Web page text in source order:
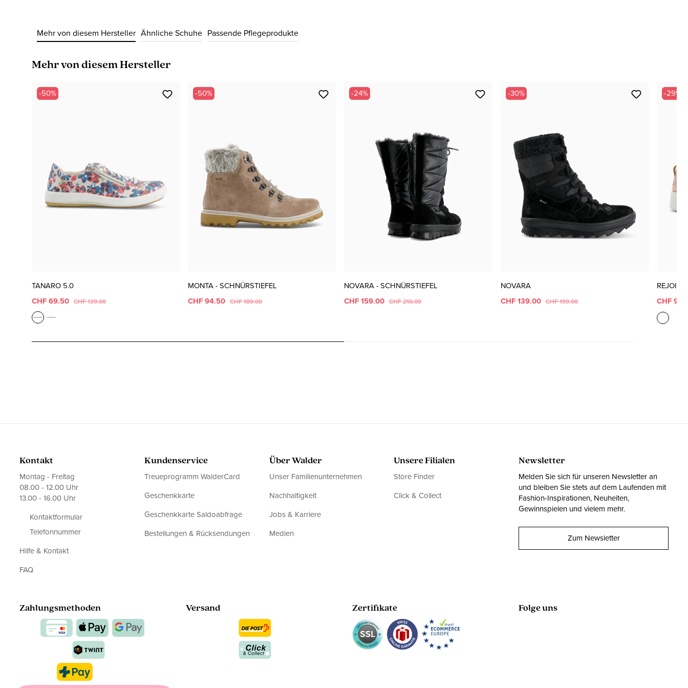
42 ( 8 ) nur noch wenige verfügbar
Mehr von diesem Hersteller Ähnliche Schuhe Passende Pflegeprodukte
Produktgalerie überspringen
Mehr von diesem Hersteller
-50%
TANARO 5.0
CHF 69.50 CHF 139.00
-50%
MONTA - SCHNÜRSTIEFEL
CHF 94.50 CHF 189.00
-24%
NOVARA - SCHNÜRSTIEFEL
CHF 159.00 CHF 210.00
-30%
NOVARA
CHF 139.00 CHF 199.00
-29%
REJOISE
CHF
Kontakt
Montag - Freitag
08.00 - 12.00 Uhr
13.00 - 16.00 Uhr
Kontaktformular
Telefonnummer
Hilfe & Kontakt
FAQ
Kundenservice
Treueprogramm WalderCard
Geschenkkarte
Geschenkkarte Saldoabfrage
Bestellungen & Rücksendungen
Über Walder
Unser Familienunternehmen
Nachhaltigkeit
Jobs & Karriere
Medien
Unsere Filialen
Store Finder
Click & Collect
Newsletter
Melden Sie sich für unseren Newsletter an
und bleiben Sie stets auf dem Laufenden mit
Fashion-Inspirationen, Neuheiten,
Gewinnspielen und vielem mehr.
Zum Newsletter
Zahlungsmethoden Versand Zertifikate Folge uns